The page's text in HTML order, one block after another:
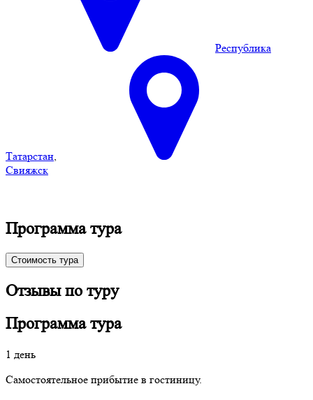
Республика
Татарстан,
Свияжск
Программа тура
Стоимость тура
Отзывы по туру
Программа тура
1 день
Самостоятельное прибытие в гостиницу.